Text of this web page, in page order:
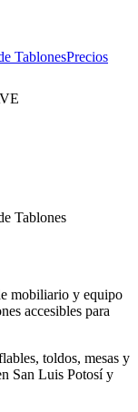
TablonesPrecios
Tablones
mobiliario y equipo
accesibles para
toldos, mesas y
San Luis Potosí y